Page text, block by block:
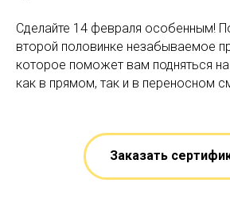
Сделайте 14 февраля особенным!
второй половинке незабываемое
которое поможет вам подняться
как в прямом, так и в переносном
Заказать